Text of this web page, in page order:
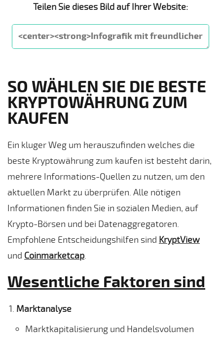
Teilen Sie dieses Bild auf Ihrer Website:
SO WÄHLEN SIE DIE BESTE
KRYPTOWÄHRUNG ZUM
KAUFEN
Ein kluger Weg um herauszufinden welches die
beste Kryptowährung zum kaufen ist besteht darin,
mehrere Informations-Quellen zu nutzen, um den
aktuellen Markt zu überprüfen. Alle nötigen
Informationen finden Sie in sozialen Medien, auf
Krypto-Börsen und bei Datenaggregatoren.
Empfohlene Entscheidungshilfen sind KryptView
und Coinmarketcap.
Wesentliche Faktoren sind
Marktanalyse
Marktkapitalisierung und Handelsvolumen